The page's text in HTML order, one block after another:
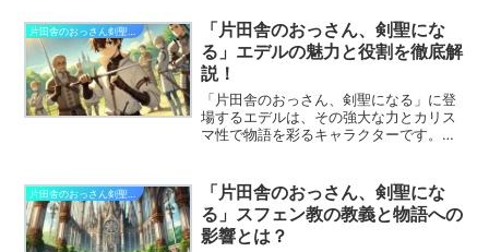
します。
「片田舎のおっさん、剣聖にな
る」エデルの魅力と役割を徹底解
説！
「片田舎のおっさん、剣聖になる」に登
場するエデルは、その強大な力とカリス
マ性で物語を彩るキャラクターです。こ
掘り下げていきます。
片田舎のおっさん剣聖になる
「片田舎のおっさん、剣聖にな
る」スフェン教の教義と物語への
影響とは？